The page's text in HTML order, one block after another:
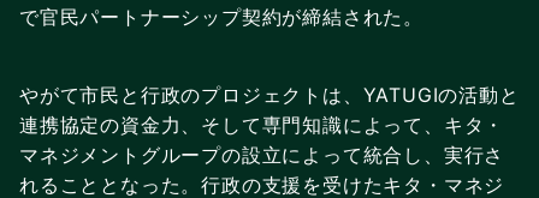
で官民パートナーシップ契約が締結された。
やがて市民と行政のプロジェクトは、YATUGIの活動と
連携協定の資金力、そして専門知識によって、キタ・
マネジメントグループの設立によって統合し、実行さ
れることとなった。行政の支援を受けたキタ・マネジ